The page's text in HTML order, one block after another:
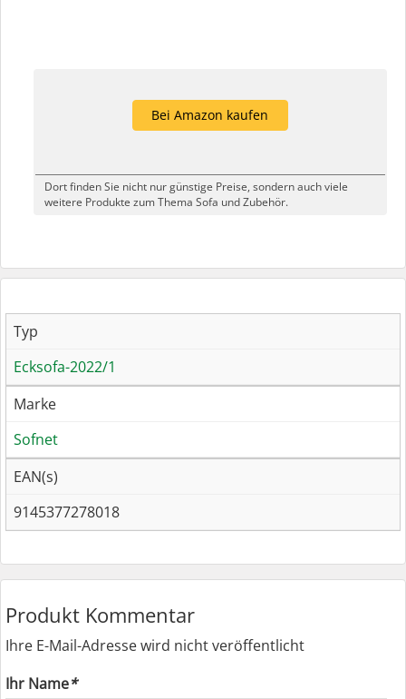
Bei Amazon kaufen
Dort finden Sie nicht nur günstige Preise, sondern auch viele
weitere Produkte zum Thema Sofa und Zubehör.
Typ
Ecksofa-2022/1
Marke
Sofnet
EAN(s)
9145377278018
Produkt Kommentar
Ihre E-Mail-Adresse wird nicht veröffentlicht
Ihr Name*